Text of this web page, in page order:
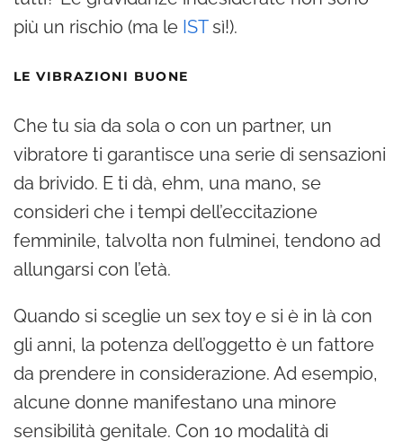
più un rischio (ma le ISTsì!).
LE VIBRAZIONI BUONE
Che tu sia da sola o con un partner, un
vibratore ti garantisce una serie di sensazioni
da brivido. E ti dà, ehm, una mano, se
consideri che i tempi dell’eccitazione
femminile, talvolta non fulminei, tendono ad
allungarsi con l’età.
Quando si sceglie un sex toy e si è in là con
gli anni, la potenza dell’oggetto è un fattore
da prendere in considerazione. Ad esempio,
alcune donne manifestano una minore
sensibilità genitale. Con 10 modalità di